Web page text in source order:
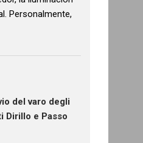
Personalmente,
del varo degli
Dirillo e Passo